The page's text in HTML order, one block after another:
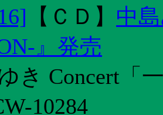
【 ＣＤ 】 中
』発売
き Concert
10284